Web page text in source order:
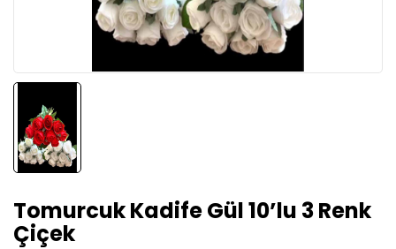
Tomurcuk Kadife Gül 10’lu 3 Renk
Çiçek